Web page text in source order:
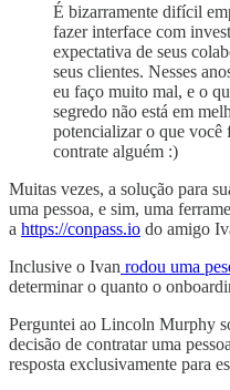
É bizarramente difícil
fazer interface com
expectativa de seus
seus clientes. Nesses
eu faço muito mal, e o
segredo não está em
potencializar o que você
contrate alguém :)
Muitas vezes, a solução para
uma pessoa, e sim, uma
a https://conpass.io do amigo
Inclusive o Ivan rodou uma
determinar o quanto o
Perguntei ao Lincoln Murphy
decisão de contratar uma
resposta exclusivamente para